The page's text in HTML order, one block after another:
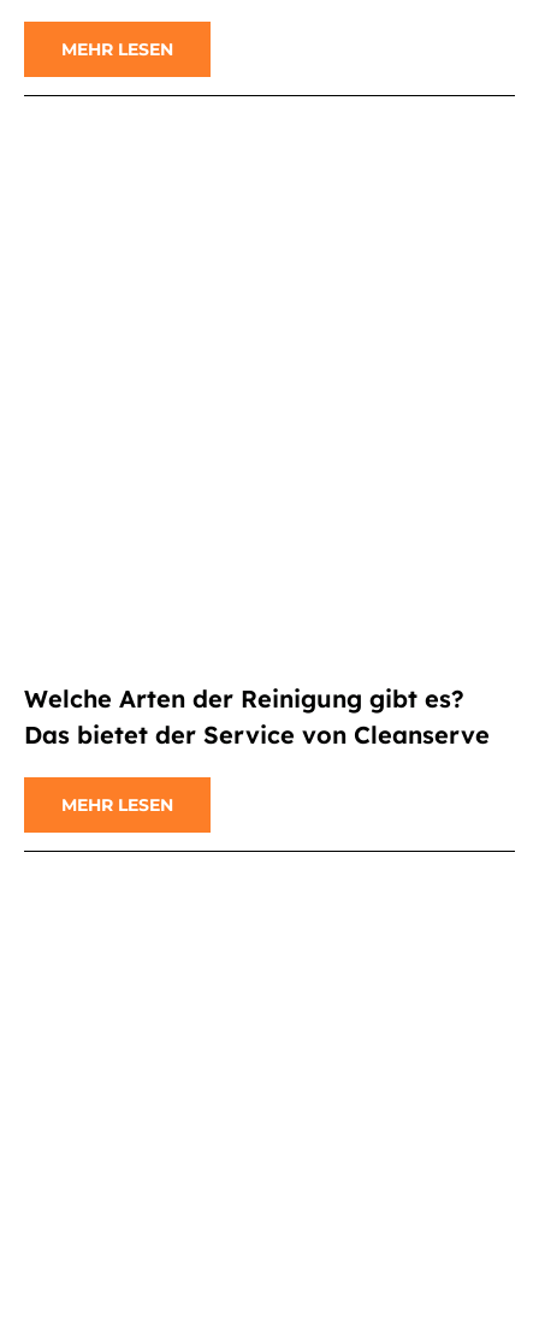
MEHR LESEN
Welche Arten der Reinigung gibt es?
Das bietet der Service von Cleanserve
MEHR LESEN